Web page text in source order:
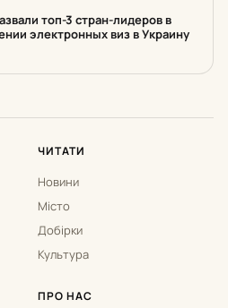
топ-3 стран-лидеров в
электронных виз в Украину
ЧИТАТИ
Новини
Місто
Добірки
Культура
ПРО НАС